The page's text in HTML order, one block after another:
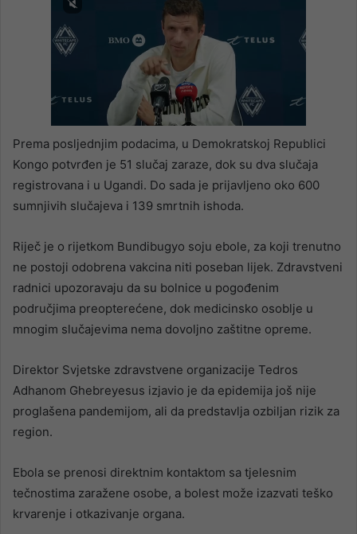
Prema posljednjim podacima, u Demokratskoj Republici
Kongo potvrđen je 51 slučaj zaraze, dok su dva slučaja
registrovana i u Ugandi. Do sada je prijavljeno oko 600
sumnjivih slučajeva i 139 smrtnih ishoda.
Riječ je o rijetkom Bundibugyo soju ebole, za koji trenutno
ne postoji odobrena vakcina niti poseban lijek. Zdravstveni
radnici upozoravaju da su bolnice u pogođenim
područjima preopterećene, dok medicinsko osoblje u
mnogim slučajevima nema dovoljno zaštitne opreme.
Direktor Svjetske zdravstvene organizacije Tedros
Adhanom Ghebreyesus izjavio je da epidemija još nije
proglašena pandemijom, ali da predstavlja ozbiljan rizik za
region.
Ebola se prenosi direktnim kontaktom sa tjelesnim
tečnostima zaražene osobe, a bolest može izazvati teško
krvarenje i otkazivanje organa.